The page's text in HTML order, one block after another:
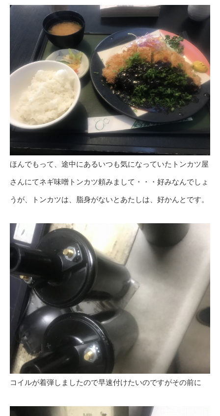
ほんでもって、途中にあるいつも気になっていたトンカツ屋
さんにてネギ味噌トンカツ頼みまして・・・好みなんでしょ
うが、トンカツは、脂身がないとあたしは、好かんとです。
コイルが着弾しましたので早速付けたいのですがその前に